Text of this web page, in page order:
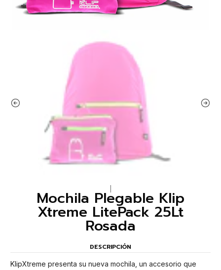
Mochila Plegable Klip
Xtreme LitePack 25Lt
Rosada
DESCRIPCIÓN
KlipXtreme presenta su nueva mochila, un accesorio que